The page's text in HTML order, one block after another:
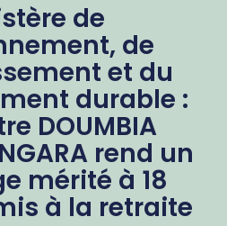
de
de
et du
durable :
DOUMBIA
rend un
mérité à 18
à la retraite